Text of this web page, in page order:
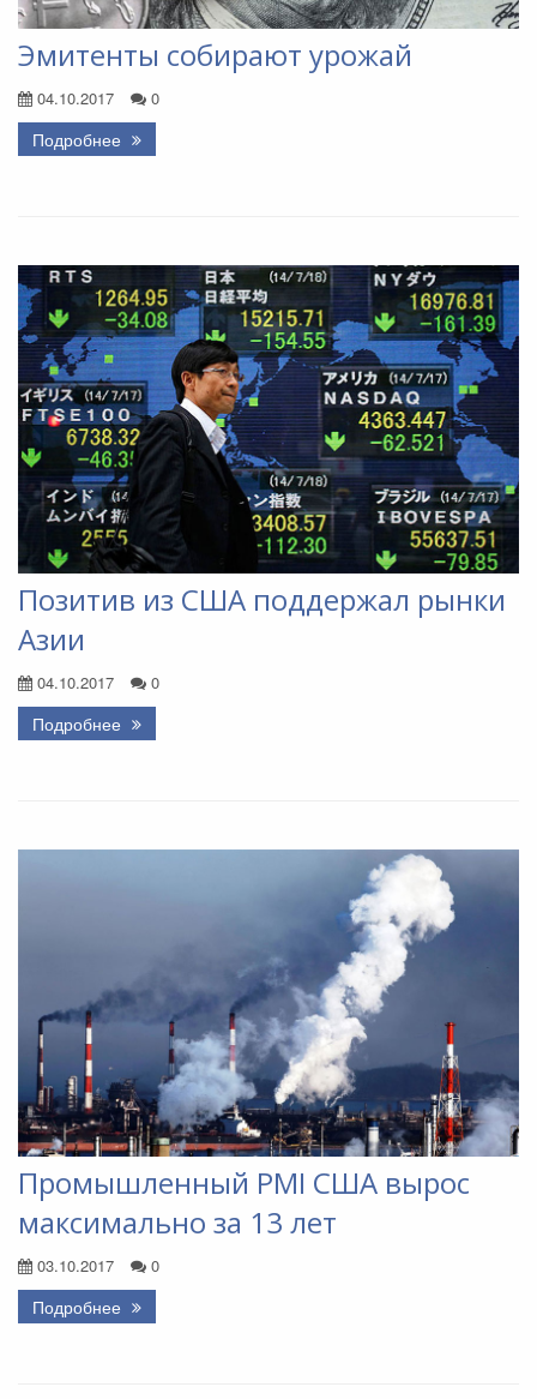
Эмитенты собирают урожай
04.10.2017 0
Подробнее
Позитив из США поддержал рынки
Азии
04.10.2017 0
Подробнее
Промышленный PMI США вырос
максимально за 13 лет
03.10.2017 0
Подробнее